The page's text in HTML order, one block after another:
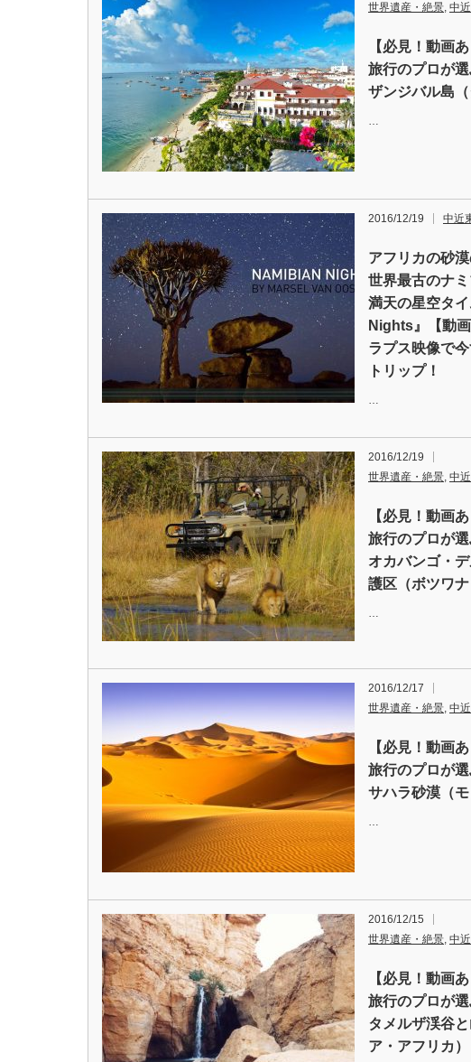
世界遺産・絶景, 中
【必見！動画
旅行のプロが選
ザンジバル島（
…
2016/12/19 中近
アフリカの砂
世界最古のナ
満天の星空タ
Nights』【動
ラプス映像で
トリップ！
…
2016/12/19
世界遺産・絶景, 中
【必見！動画
旅行のプロが選
オカバンゴ・
護区（ボツワナ
…
2016/12/17
世界遺産・絶景, 中
【必見！動画
旅行のプロが選
サハラ砂漠（モ
…
2016/12/15
世界遺産・絶景, 中
【必見！動画
旅行のプロが選
タメルザ渓谷
ア・アフリカ）